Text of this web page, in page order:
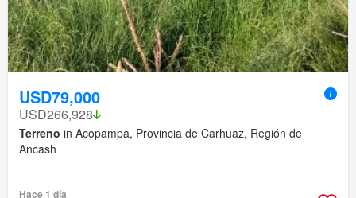
USD79,000
USD266,928
Terreno in Acopampa, Provincia de Carhuaz, Región de
Ancash
Hace 1 día